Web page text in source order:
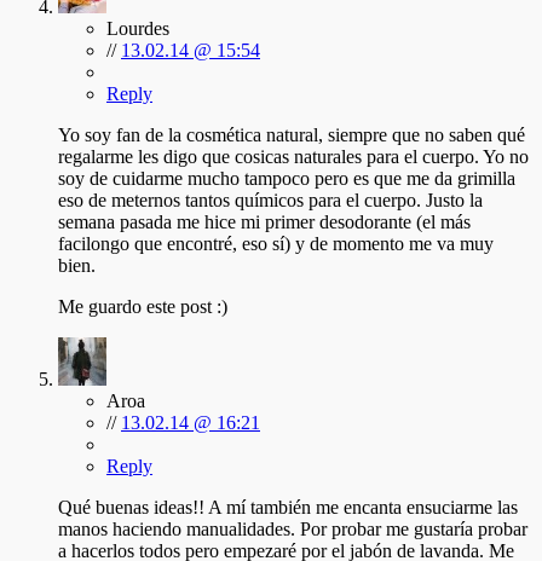
Lourdes
// 13.02.14 @ 15:54
Reply
Yo soy fan de la cosmética natural, siempre que no saben qué
regalarme les digo que cosicas naturales para el cuerpo. Yo no
soy de cuidarme mucho tampoco pero es que me da grimilla
eso de meternos tantos químicos para el cuerpo. Justo la
semana pasada me hice mi primer desodorante (el más
facilongo que encontré, eso sí) y de momento me va muy
bien.
Me guardo este post :)
Aroa
// 13.02.14 @ 16:21
Reply
Qué buenas ideas!! A mí también me encanta ensuciarme las
manos haciendo manualidades. Por probar me gustaría probar
a hacerlos todos pero empezaré por el jabón de lavanda. Me